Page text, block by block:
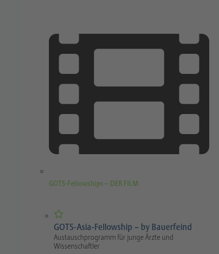
GOTS-Fellowships – DER FILM
GOTS-Asia-Fellowship – by Bauerfeind
Austauschprogramm für junge Ärzte und
Wissenschaftler